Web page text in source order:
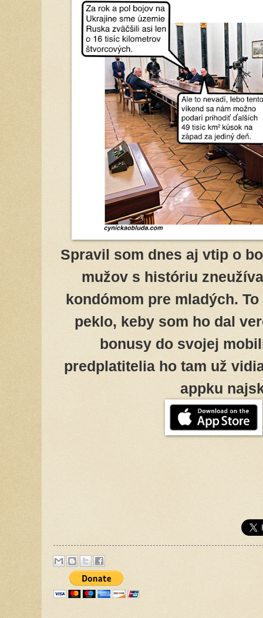
Spravil som dnes aj vtip o
mužov s históriu
kondómom pre mladých.
peklo, keby som ho dal
bonusy do svojej
predplatitelia ho tam už
appku